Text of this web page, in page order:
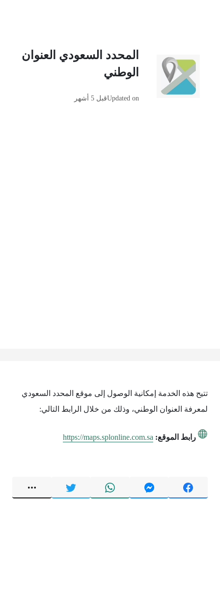
المحدد السعودي العنوان
الوطني
Updated onقبل 5 أشهر
تتيح هذه الخدمة إمكانية الوصول إلى موقع المحدد السعودي
لمعرفة العنوان الوطني، وذلك من خلال الرابط التالي:
رابط الموقع: https://maps.splonline.com.sa